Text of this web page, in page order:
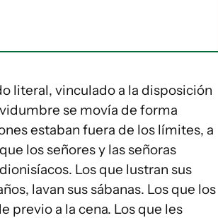
literal, vinculado a la disposición
se movía de forma
estaban fuera de los límites, a
los señores y las señoras
Los que lustran sus
lavan sus sábanas. Los que los
previo a la cena. Los que les